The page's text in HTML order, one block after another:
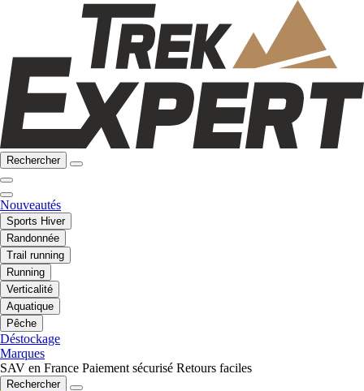
Rechercher
Nouveautés
Sports Hiver
Randonnée
Trail running
Running
Verticalité
Aquatique
Pêche
Déstockage
Marques
SAV en France Paiement sécurisé Retours faciles
Rechercher